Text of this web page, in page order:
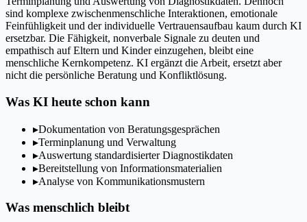
sind komplexe zwischenmenschliche Interaktionen, emotionale
Feinfühligkeit und der individuelle Vertrauensaufbau kaum durch KI
ersetzbar. Die Fähigkeit, nonverbale Signale zu deuten und
empathisch auf Eltern und Kinder einzugehen, bleibt eine
menschliche Kernkompetenz. KI ergänzt die Arbeit, ersetzt aber
nicht die persönliche Beratung und Konfliktlösung.
Was KI heute schon kann
▸Dokumentation von Beratungsgesprächen
▸Terminplanung und Verwaltung
▸Auswertung standardisierter Diagnostikdaten
▸Bereitstellung von Informationsmaterialien
▸Analyse von Kommunikationsmustern
Was menschlich bleibt